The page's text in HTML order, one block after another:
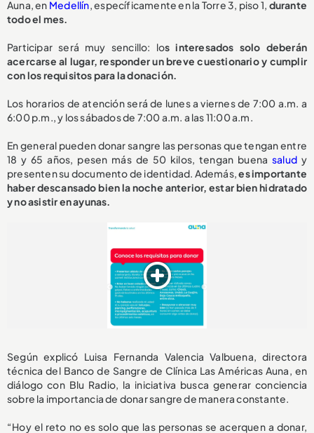
Auna, en Medellín, específicamente en la Torre 3, piso 1, durante
todo el mes.
Participar será muy sencillo: los interesados solo deberán
acercarse al lugar, responder un breve cuestionario y cumplir
con los requisitos para la donación.
Los horarios de atención será de lunes a viernes de 7:00 a.m. a
6:00 p.m., y los sábados de 7:00 a.m. a las 11:00 a.m.
En general pueden donar sangre las personas que tengan entre
18 y 65 años, pesen más de 50 kilos, tengan buena salud y
presenten su documento de identidad. Además,es importante
haber descansado bien la noche anterior, estar bien hidratado
y no asistir en ayunas.
Según explicó Luisa Fernanda Valencia Valbuena, directora
técnica del Banco de Sangre de Clínica Las Américas Auna, en
diálogo con Blu Radio, la iniciativa busca generar conciencia
sobre la importancia de donar sangre de manera constante.
“Hoy el reto no es solo que las personas se acerquen a donar,